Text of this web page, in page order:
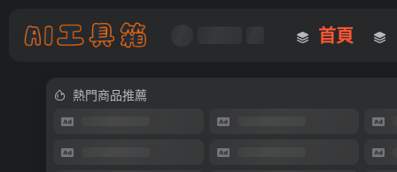
首頁
熱門商品推薦